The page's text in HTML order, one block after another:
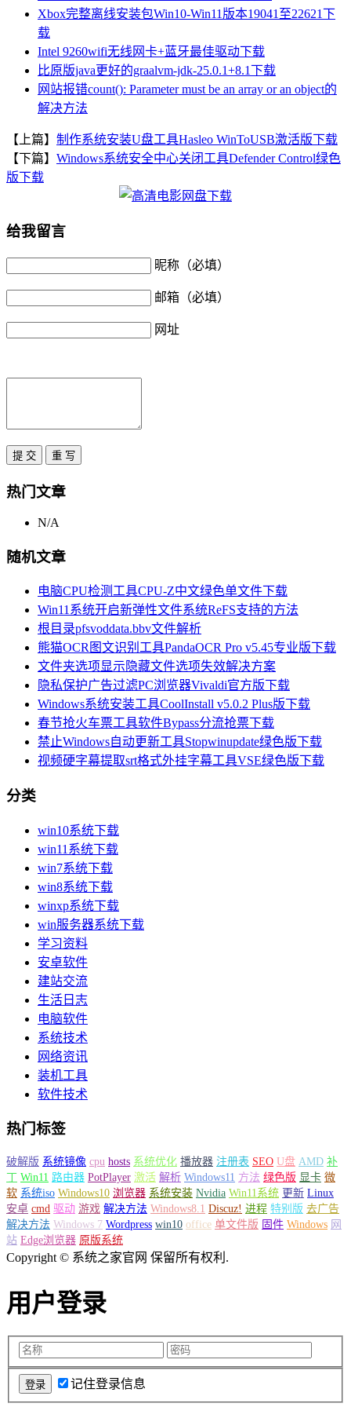
Xbox完整离线安装包Win10-Win11版本19041至22621下
载
Intel 9260wifi无线网卡+蓝牙最佳驱动下载
比原版java更好的graalvm-jdk-25.0.1+8.1下载
网站报错count(): Parameter must be an array or an object的
解决方法
【上篇】 制作系统安装U盘工具Hasleo WinToUSB激活版下载
【下篇】 Windows系统安全中心关闭工具Defender Control绿色
版下载
给我留言
昵称（必填）
邮箱（必填）
网址
热门文章
N/A
随机文章
电脑CPU检测工具CPU-Z中文绿色单文件下载
Win11系统开启新弹性文件系统ReFS支持的方法
根目录pfsvoddata.bbv文件解析
熊猫OCR图文识别工具PandaOCR Pro v5.45专业版下载
文件夹选项显示隐藏文件选项失效解决方案
隐私保护广告过滤PC浏览器Vivaldi官方版下载
Windows系统安装工具CoolInstall v5.0.2 Plus版下载
春节抢火车票工具软件Bypass分流抢票下载
禁止Windows自动更新工具Stopwinupdate绿色版下载
视频硬字幕提取srt格式外挂字幕工具VSE绿色版下载
分类
win10系统下载
win11系统下载
win7系统下载
win8系统下载
winxp系统下载
win服务器系统下载
学习资料
安卓软件
建站交流
生活日志
电脑软件
系统技术
网络资讯
装机工具
软件技术
热门标签
破解版 系统镜像 cpu hosts 系统优化 播放器 注册表 SEO U盘 AMD 补
丁 Win11 路由器 PotPlayer 激活 解析 Windows11 方法 绿色版 显卡 微
软 系统iso Windows10 浏览器 系统安装 Nvidia Win11系统 更新 Linux
安卓 cmd 驱动 游戏 解决方法 Windows8.1 Discuz! 进程 特别版 去广告
解决方法 Windows 7 Wordpress win10 office 单文件版 固件 Windows 网
站 Edge浏览器 原版系统
Copyright © 系统之家官网 保留所有权利.
用户登录
记住登录信息